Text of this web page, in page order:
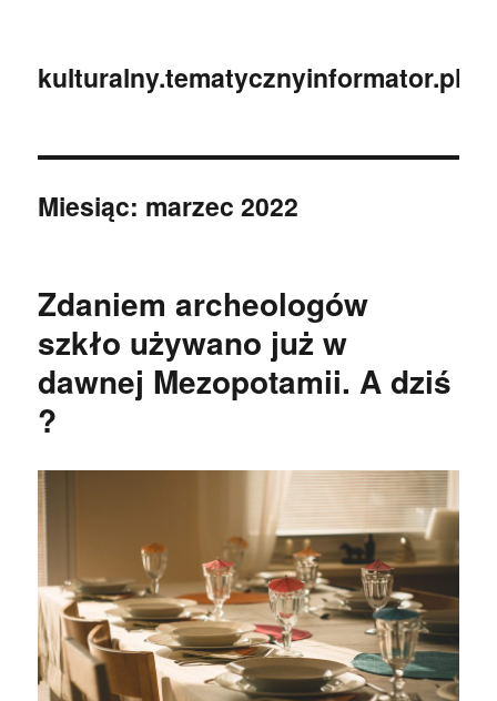
kulturalny.tematycznyinformator.pl
Miesiąc: marzec 2022
Zdaniem archeologów
szkło używano już w
dawnej Mezopotamii. A dziś
?